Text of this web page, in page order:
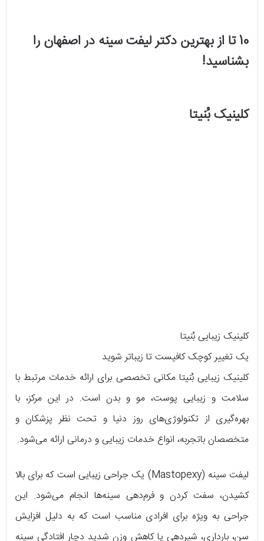
10 تا از بهترین دکتر لیفت سینه در اصفهان را
بشناسید!
کلینیک بُنیتا
کلینیک زیبایی بُنیتا
یک تغییر کوچک کافیست تا زیباتر شوید
کلینیک زیبایی بُنیتا مکانی تخصصی برای ارائه خدمات مرتبط با
سلامت و زیبایی پوست، مو و بدن است. در این مرکز، با
بهره‌گیری از تکنولوژی‌های روز دنیا و تحت نظر پزشکان و
متخصصان باتجربه، انواع خدمات زیبایی و درمانی ارائه می‌شود.
لیفت سینه (Mastopexy) یک جراحی زیبایی است که برای بالا
کشیدن، سفت کردن و فرم‌دهی سینه‌ها انجام می‌شود. این
جراحی به ویژه برای افرادی مناسب است که به دلیل افزایش
سن، بارداری، شیردهی یا کاهش وزن شدید دچار افتادگی سینه